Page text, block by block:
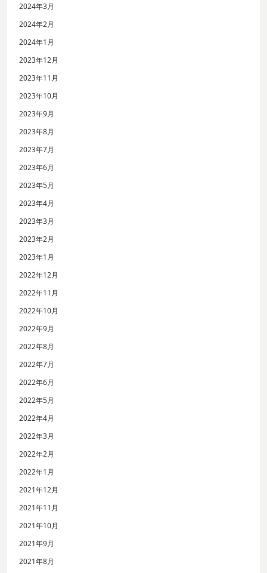
2024年3月
2024年2月
2024年1月
2023年12月
2023年11月
2023年10月
2023年9月
2023年8月
2023年7月
2023年6月
2023年5月
2023年4月
2023年3月
2023年2月
2023年1月
2022年12月
2022年11月
2022年10月
2022年9月
2022年8月
2022年7月
2022年6月
2022年5月
2022年4月
2022年3月
2022年2月
2022年1月
2021年12月
2021年11月
2021年10月
2021年9月
2021年8月